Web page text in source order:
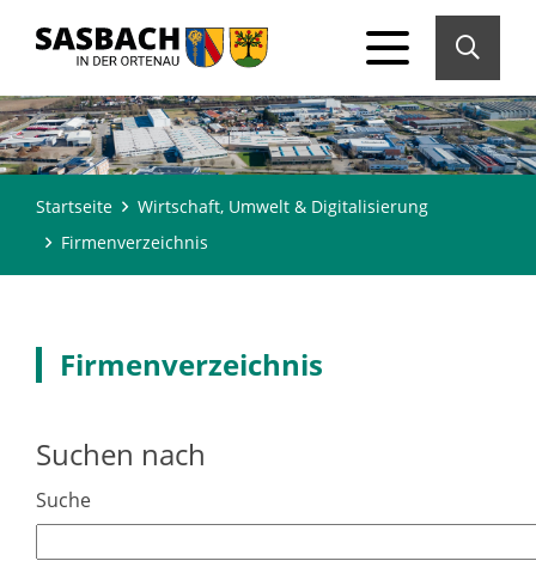
Startseite
Wirtschaft, Umwelt & Digitalisierung
Firmenverzeichnis
Firmenverzeichnis
Suchen nach
Suche